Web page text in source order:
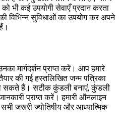
भी कई उपयोगी सेवाएँ प्रदान करता
विभिन्न सुविधाओं का उपयोग कर अपने
मार्गदर्शन प्राप्त करें। आप हमारे
तैयार की गई हस्तलिखित जन्म पत्रिका
सकते हैं। सटीक कुंडली बनाएं, कुंडली
प्राप्त करें। हमारी ऑनलाइन
जरूरी ज्योतिषीय और आध्यात्मिक